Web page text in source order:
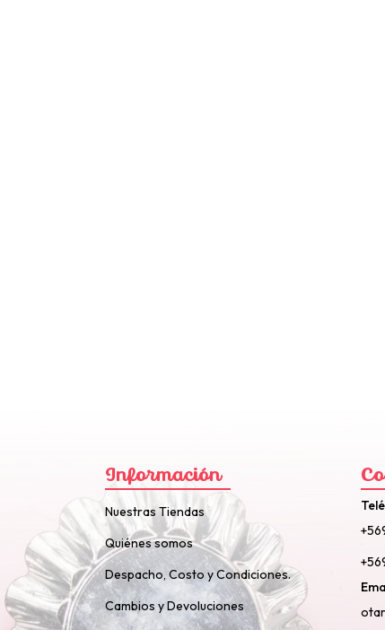
Información
Nuestras Tiendas
Quiénes somos
Despacho, Costo y Condiciones.
Cambios y Devoluciones